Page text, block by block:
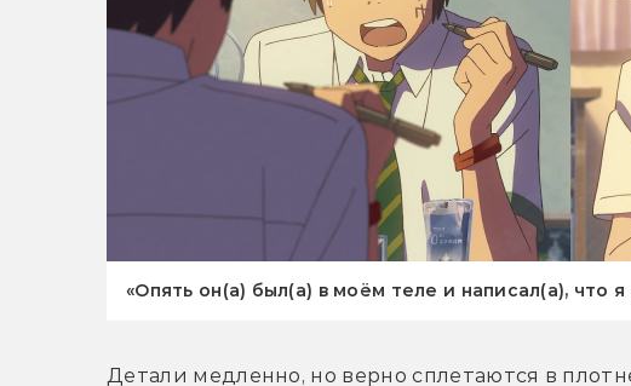
«Опять он(а) был(а) в моём теле и написал(а), что я
Детали медленно, но верно сплетаются в